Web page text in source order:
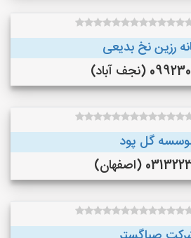
رزین نخ بدیعی
(نجف‌ آباد)
گل پود
(اصفهان)